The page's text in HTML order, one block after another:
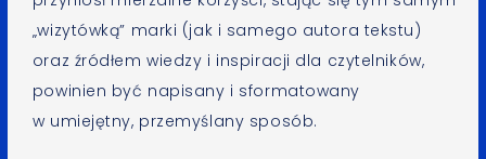
„wizytówką” marki (jak i samego autora tekstu)
oraz źródłem wiedzy i inspiracji dla czytelników,
powinien być napisany i sformatowany
w umiejętny, przemyślany sposób.